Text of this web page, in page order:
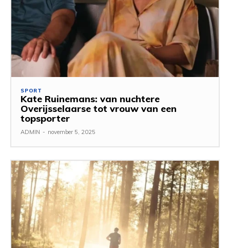
SPORT
Kate Ruinemans: van nuchtere
Overijsselaarse tot vrouw van een
topsporter
ADMIN - november 5, 2025